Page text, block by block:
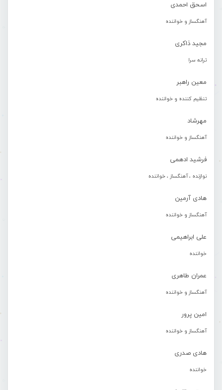
اسحق احمدی
آهنگساز و خواننده
مجید ذاکری
ترانه سرا
معین راهبر
تنظیم کننده و خواننده
مهرشاد
آهنگساز و خواننده
فرشید ادهمی
نوازنده ، آهنگساز ، خواننده
هادی آرمین
آهنگساز و خواننده
علی ابراهیمی
خواننده
عمران طاهری
آهنگساز و خواننده
امین پرور
آهنگساز و خواننده
هادی صدری
خواننده